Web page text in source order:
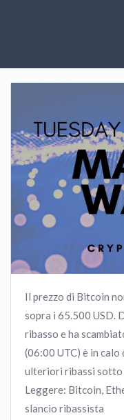
Il prezzo di Bitcoin
sopra i 65.500 USD.
ribasso e ha
(06:00 UTC) è in calo
ulteriori ribassi sotto
Leggere: Bitcoin,
slancio ribassista